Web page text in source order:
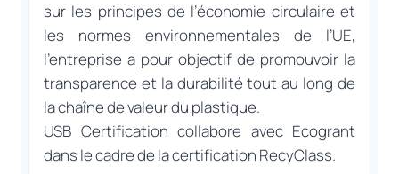
sur les principes de l’économie circulaire et
les normes environnementales de l’UE,
l’entreprise a pour objectif de promouvoir la
transparence et la durabilité tout au long de
la chaîne de valeur du plastique.
USB Certification collabore avec Ecogrant
dans le cadre de la certification RecyClass.